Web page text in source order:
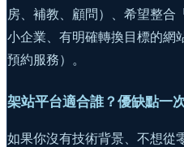
房、補教、顧問）、希望整
小企業、有明確轉換目標的網
預約服務）。
架站平台適合誰？優缺點一
如果你沒有技術背景、不想從